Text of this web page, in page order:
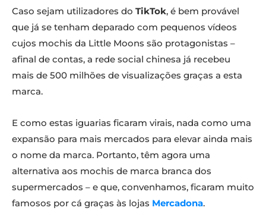
Caso sejam utilizadores do TikTok, é bem provável
que já se tenham deparado com pequenos vídeos
cujos mochis da Little Moons são protagonistas –
afinal de contas, a rede social chinesa já recebeu
mais de 500 milhões de visualizações graças a esta
marca.
E como estas iguarias ficaram virais, nada como uma
expansão para mais mercados para elevar ainda mais
o nome da marca. Portanto, têm agora uma
alternativa aos mochis de marca branca dos
supermercados – e que, convenhamos, ficaram muito
famosos por cá graças às lojas Mercadona.